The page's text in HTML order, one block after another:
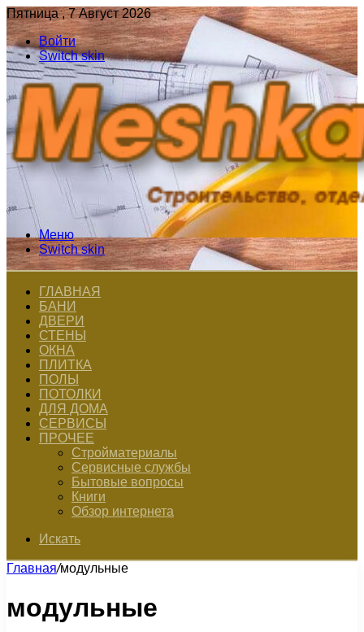
Пятница , 7 Август 2026
Войти
Switch skin
Меню
Switch skin
ГЛАВНАЯ
БАНИ
ДВЕРИ
СТЕНЫ
ОКНА
ПЛИТКА
ПОЛЫ
ПОТОЛКИ
ДЛЯ ДОМА
СЕРВИСЫ
ПРОЧЕЕ
Стройматериалы
Сервисные службы
Бытовые вопросы
Книги
Обзор интернета
Искать
Главная/модульные
модульные